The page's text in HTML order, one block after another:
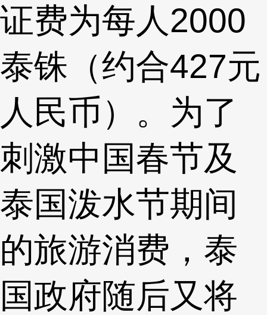
证费为每人2000
泰铢（约合427元
人民币）。为了
刺激中国春节及
泰国泼水节期间
的旅游消费，泰
国政府随后又将